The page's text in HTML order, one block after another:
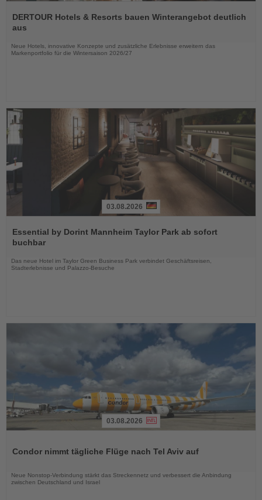
Sie
die
DERTOUR Hotels & Resorts bauen Winterangebot deutlich
aus
Neue Hotels, innovative Konzepte und zusätzliche Erlebnisse erweitern das
Markenportfolio für die Wintersaison 2026/27
Sie
die
03.08.2026
Essential by Dorint Mannheim Taylor Park ab sofort
buchbar
Das neue Hotel im Taylor Green Business Park verbindet Geschäftsreisen,
Stadterlebnisse und Palazzo-Besuche
die
03.08.2026
Condor nimmt tägliche Flüge nach Tel Aviv auf
Neue Nonstop-Verbindung stärkt das Streckennetz und verbessert die Anbindung
zwischen Deutschland und Israel